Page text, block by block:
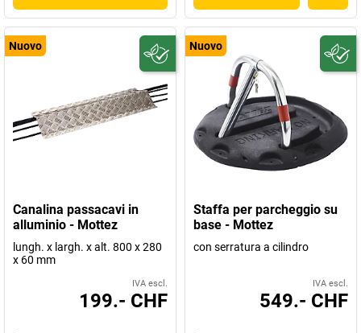
Nuovo
Canalina passacavi in
alluminio - Mottez
lungh. x largh. x alt. 800 x 280
x 60 mm
IVA escl.
199.- CHF
Nuovo
Staffa per parcheggio su
base - Mottez
con serratura a cilindro
IVA escl.
549.- CHF